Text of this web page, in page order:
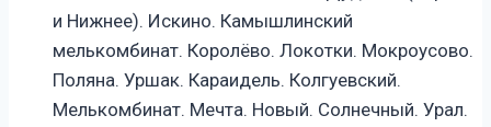
и Нижнее). Искино. Камышлинский
мелькомбинат. Королёво. Локотки. Мокроусово.
Поляна. Уршак. Караидель. Колгуевский.
Мелькомбинат. Мечта. Новый. Солнечный. Урал.